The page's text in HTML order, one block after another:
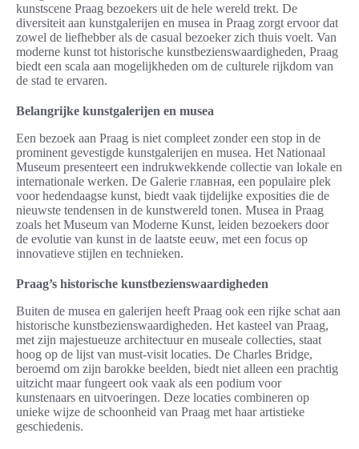
kunstscene Praag bezoekers uit de hele wereld trekt. De
diversiteit aan kunstgalerijen en musea in Praag zorgt ervoor dat
zowel de liefhebber als de casual bezoeker zich thuis voelt. Van
moderne kunst tot historische kunstbezienswaardigheden, Praag
biedt een scala aan mogelijkheden om de culturele rijkdom van
de stad te ervaren.
Belangrijke kunstgalerijen en musea
Een bezoek aan Praag is niet compleet zonder een stop in de
prominent gevestigde kunstgalerijen en musea. Het Nationaal
Museum presenteert een indrukwekkende collectie van lokale en
internationale werken. De Galerie главная, een populaire plek
voor hedendaagse kunst, biedt vaak tijdelijke exposities die de
nieuwste tendensen in de kunstwereld tonen. Musea in Praag
zoals het Museum van Moderne Kunst, leiden bezoekers door
de evolutie van kunst in de laatste eeuw, met een focus op
innovatieve stijlen en technieken.
Praag’s historische kunstbezienswaardigheden
Buiten de musea en galerijen heeft Praag ook een rijke schat aan
historische kunstbezienswaardigheden. Het kasteel van Praag,
met zijn majestueuze architectuur en museale collecties, staat
hoog op de lijst van must-visit locaties. De Charles Bridge,
beroemd om zijn barokke beelden, biedt niet alleen een prachtig
uitzicht maar fungeert ook vaak als een podium voor
kunstenaars en uitvoeringen. Deze locaties combineren op
unieke wijze de schoonheid van Praag met haar artistieke
geschiedenis.